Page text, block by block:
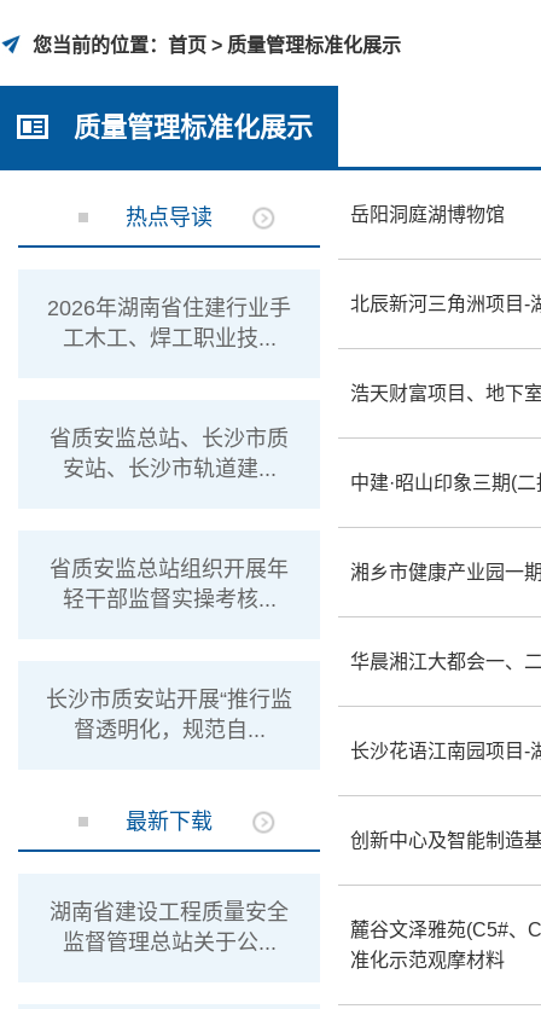
您当前的位置： 首页 > 质量管理标准化展示
质量管理标准化展示
热点导读
2026年湖南省住建行业手
工木工、焊工职业技...
省质安监总站、长沙市质
安站、长沙市轨道建...
省质安监总站组织开展年
轻干部监督实操考核...
长沙市质安站开展“推行监
督透明化，规范自...
最新下载
湖南省建设工程质量安全
监督管理总站关于公...
岳阳洞庭湖博物馆
北辰新河三角洲项目-
浩天财富项目、地下
中建·昭山印象三期(
湘乡市健康产业园一
华晨湘江大都会一、
长沙花语江南园项目-
创新中心及智能制造
麓谷文泽雅苑(C5#、
准化示范观摩材料